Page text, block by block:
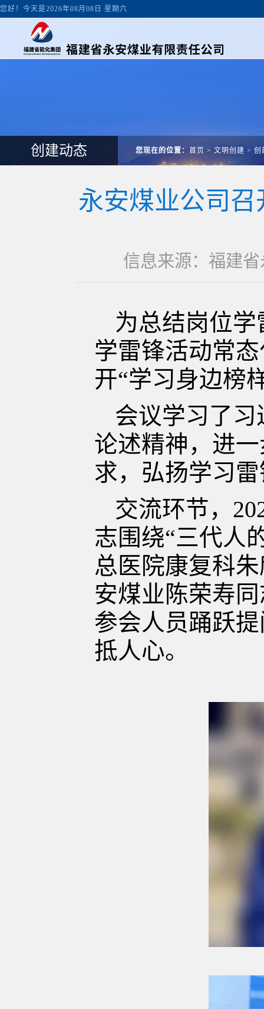
您好！今天是2026年08月08日 星期六
创建动态 您现在的位置： 首页 > 文明创建 > 创
永安煤业公司召
信息来源：福建
为总结岗位
学雷锋活动常
开“学习身边榜
会议学习了
论述精神，进
求，弘扬学习
交流环节，
志围绕“三代人
总医院康复科
安煤业陈荣寿
参会人员踊跃
抵人心。